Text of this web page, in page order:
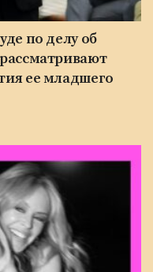
по делу об
ее младшего